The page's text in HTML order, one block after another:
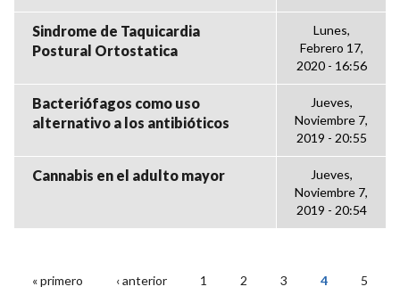
Sindrome de Taquicardia
Postural Ortostatica
Lunes,
Febrero 17,
2020 - 16:56
Bacteriófagos como uso
alternativo a los antibióticos
Jueves,
Noviembre 7,
2019 - 20:55
Cannabis en el adulto mayor
Jueves,
Noviembre 7,
2019 - 20:54
« primero ‹ anterior 1 2 3 4 5